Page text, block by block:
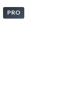
PRO